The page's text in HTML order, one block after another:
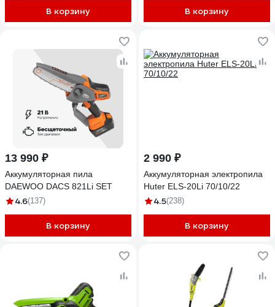
В корзину В корзину
13 990 ₽
Аккумуляторная пила
DAEWOO DACS 821Li SET
4.6(137)
В корзину
2 990 ₽
Аккумуляторная электропила
Huter ELS-20Li 70/10/22
4.5(238)
В корзину